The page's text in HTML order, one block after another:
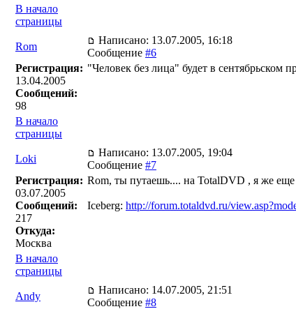
В начало
страницы
Rom
Написано: 13.07.2005, 16:18
Сообщение #6
Регистрация:
13.04.2005
Сообщений:
98
"Человек без лица" будет в
В начало
страницы
Loki
Написано: 13.07.2005, 19:04
Сообщение #7
Регистрация:
03.07.2005
Сообщений:
217
Откуда:
Москва
Rom, ты путаешь.... на TotalDVD , я же еще
Iceberg: http://forum.totaldvd.ru/
В начало
страницы
Andy
Написано: 14.07.2005, 21:51
Сообщение #8